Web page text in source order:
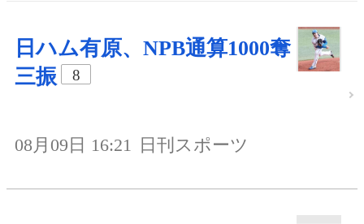
日ハム有原、NPB通算1000奪
三振
8
08月09日 16:21 日刊スポーツ